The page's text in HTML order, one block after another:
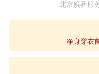
北京殡葬服
净身穿衣